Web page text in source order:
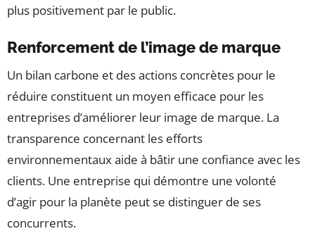
plus positivement par le public.
Renforcement de l’image de marque
Un bilan carbone et des actions concrètes pour le
réduire constituent un moyen efficace pour les
entreprises d’améliorer leur image de marque. La
transparence concernant les efforts
environnementaux aide à bâtir une confiance avec les
clients. Une entreprise qui démontre une volonté
d’agir pour la planète peut se distinguer de ses
concurrents.